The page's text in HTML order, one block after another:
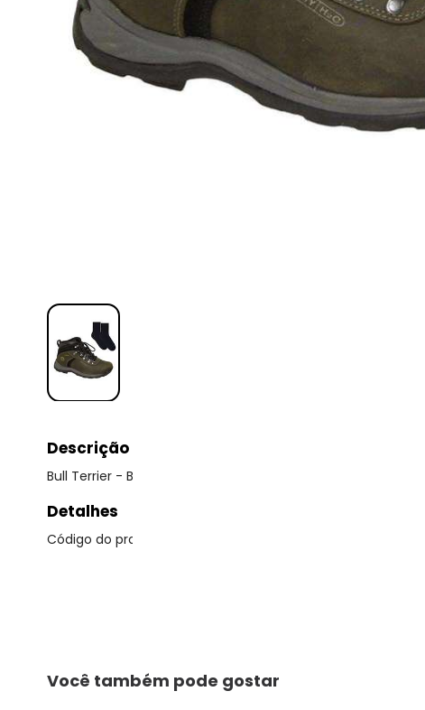
Descrição
Bull Terrier - Bota Impermeável Bull Terrier Freemont
Detalhes
Código do produto: 22946403
Você também pode gostar